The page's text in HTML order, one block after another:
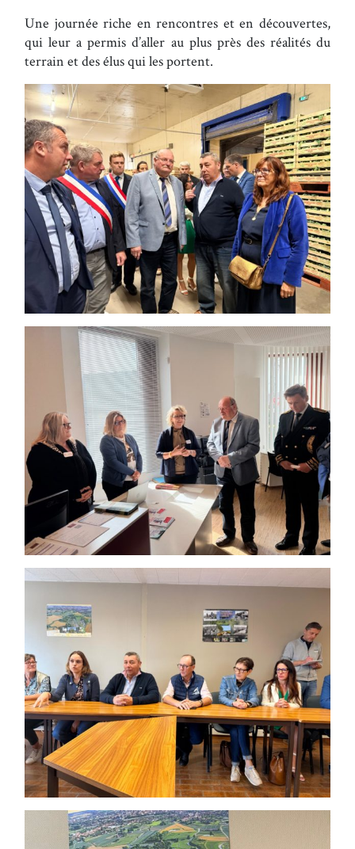
Une journée riche en rencontres et en découvertes,
qui leur a permis d’aller au plus près des réalités du
terrain et des élus qui les portent.